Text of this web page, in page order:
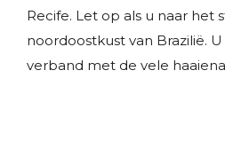
Recife. Let op als u naar het
noordoostkust van Brazilië.
verband met de vele